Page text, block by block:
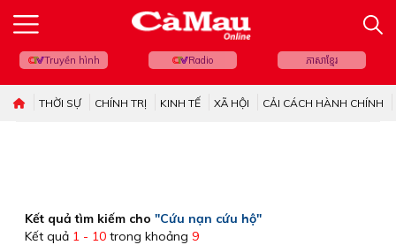
Truyền hình Radio ភាសាខ្មែរ
THỜI SỰ CHÍNH TRỊ KINH TẾ XÃ HỘI CẢI CÁCH HÀNH CHÍNH
Kết quả tìm kiếm cho "Cứu nạn cứu hộ"
Kết quả 1 - 10 trong khoảng 9